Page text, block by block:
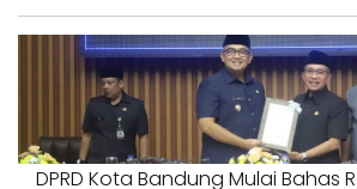
DPRD Kota Bandung Mulai Bahas